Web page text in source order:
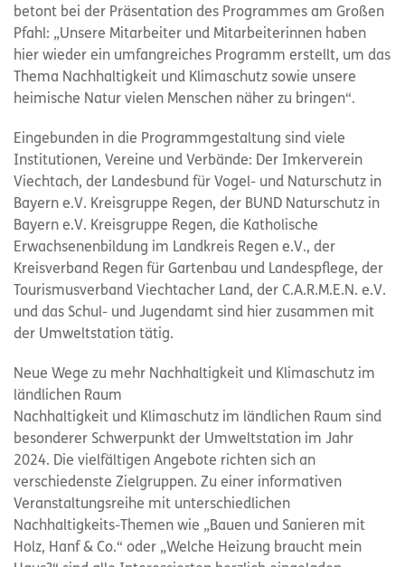
betont bei der Präsentation des Programmes am Großen
Pfahl: „Unsere Mitarbeiter und Mitarbeiterinnen haben
hier wieder ein umfangreiches Programm erstellt, um das
Thema Nachhaltigkeit und Klimaschutz sowie unsere
heimische Natur vielen Menschen näher zu bringen“.
Eingebunden in die Programmgestaltung sind viele
Institutionen, Vereine und Verbände: Der Imkerverein
Viechtach, der Landesbund für Vogel- und Naturschutz in
Bayern e.V. Kreisgruppe Regen, der BUND Naturschutz in
Bayern e.V. Kreisgruppe Regen, die Katholische
Erwachsenenbildung im Landkreis Regen e.V., der
Kreisverband Regen für Gartenbau und Landespflege, der
Tourismusverband Viechtacher Land, der C.A.R.M.E.N. e.V.
und das Schul- und Jugendamt sind hier zusammen mit
der Umweltstation tätig.
Neue Wege zu mehr Nachhaltigkeit und Klimaschutz im
ländlichen Raum
Nachhaltigkeit und Klimaschutz im ländlichen Raum sind
besonderer Schwerpunkt der Umweltstation im Jahr
2024. Die vielfältigen Angebote richten sich an
verschiedenste Zielgruppen. Zu einer informativen
Veranstaltungsreihe mit unterschiedlichen
Nachhaltigkeits-Themen wie „Bauen und Sanieren mit
Holz, Hanf & Co.“ oder „Welche Heizung braucht mein